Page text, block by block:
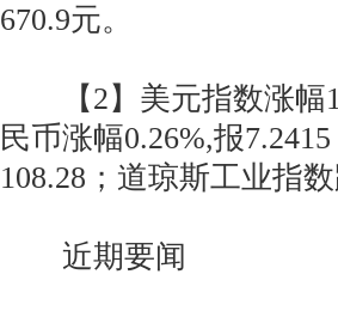
670.9元。
【2】美元指数涨幅
民币涨幅0.26%,报
108.28；道琼斯工业指
近期要闻